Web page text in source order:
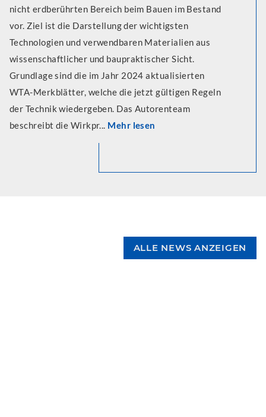
nicht erdberührten Bereich beim Bauen im Bestand
vor. Ziel ist die Darstellung der wichtigsten
Technologien und verwendbaren Materialien aus
wissenschaftlicher und baupraktischer Sicht.
Grundlage sind die im Jahr 2024 aktualisierten
WTA-Merkblätter, welche die jetzt gültigen Regeln
der Technik wiedergeben. Das Autorenteam
beschreibt die Wirkpr... Mehr lesen
ALLE NEWS ANZEIGEN